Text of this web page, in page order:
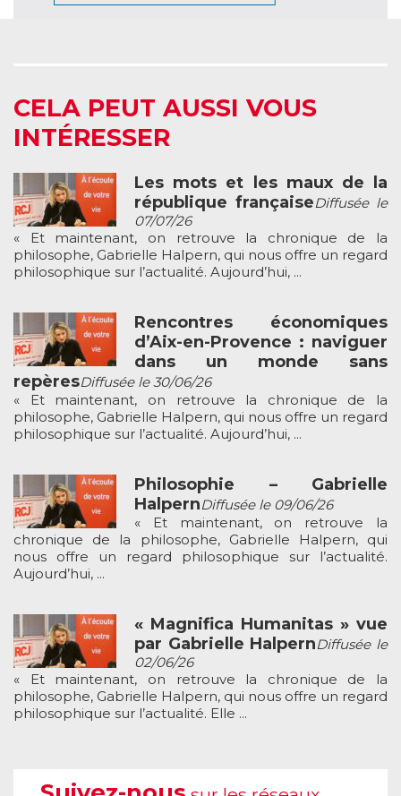
CELA PEUT AUSSI VOUS
INTÉRESSER
Les mots et les maux de la
république françaiseDiffusée le
07/07/26
« Et maintenant, on retrouve la chronique de la
philosophe, Gabrielle Halpern, qui nous offre un regard
philosophique sur l’actualité. Aujourd’hui, ...
Rencontres économiques
d’Aix-en-Provence : naviguer
dans un monde sans
repèresDiffusée le 30/06/26
« Et maintenant, on retrouve la chronique de la
philosophe, Gabrielle Halpern, qui nous offre un regard
philosophique sur l’actualité. Aujourd’hui, ...
Philosophie – Gabrielle
HalpernDiffusée le 09/06/26
« Et maintenant, on retrouve la
chronique de la philosophe, Gabrielle Halpern, qui
nous offre un regard philosophique sur l’actualité.
Aujourd’hui, ...
« Magnifica Humanitas » vue
par Gabrielle HalpernDiffusée le
02/06/26
« Et maintenant, on retrouve la chronique de la
philosophe, Gabrielle Halpern, qui nous offre un regard
philosophique sur l’actualité. Elle ...